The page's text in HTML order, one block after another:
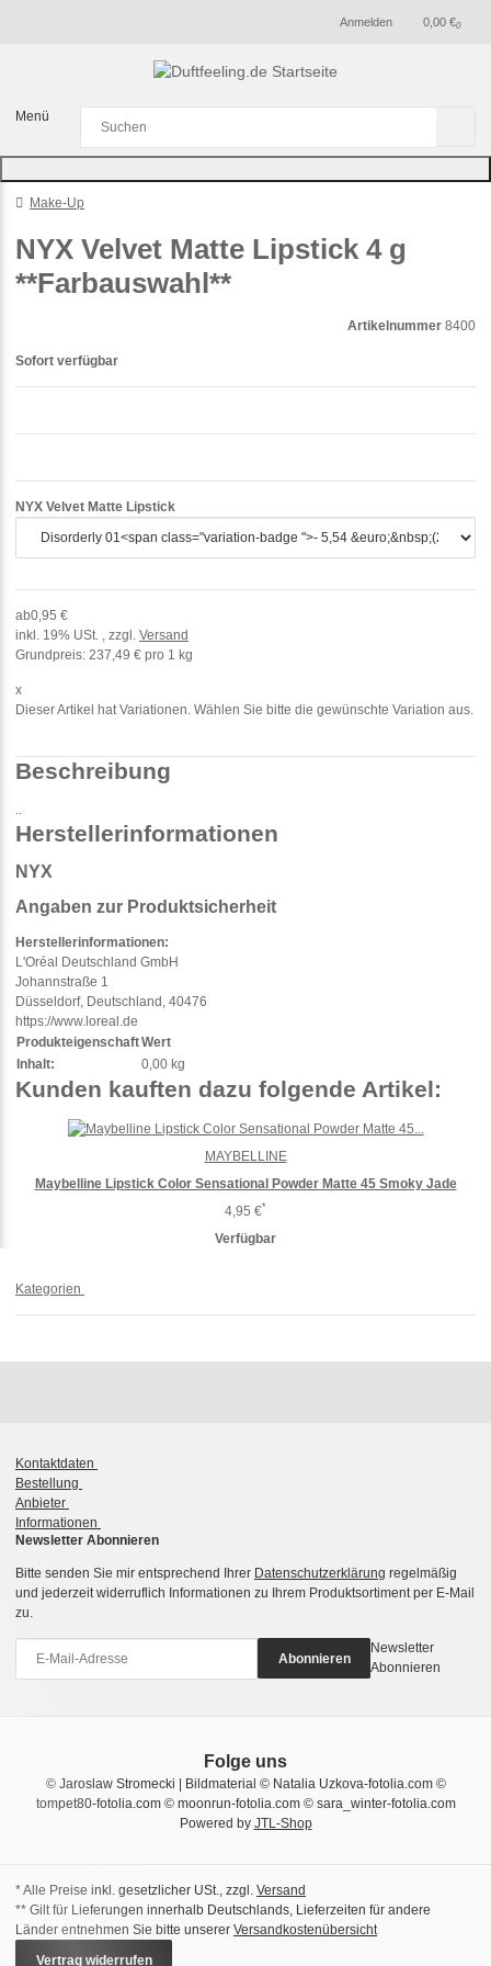
Anmelden 0
0,00 €
Menü
Make-Up
NYX Velvet Matte Lipstick 4 g
**Farbauswahl**
Artikelnummer 8400
NYX Velvet Matte Lipstick
ab0,95 €
inkl. 19% USt. , zzgl. Versand
Grundpreis: 237,49 € pro 1 kg
x
Dieser Artikel hat Variationen. Wählen Sie bitte die gewünschte Variation aus.
Sofort verfügbar
Beschreibung
..
Herstellerinformationen
NYX
Angaben zur Produktsicherheit
Herstellerinformationen:
L'Oréal Deutschland GmbH
Johannstraße 1
Düsseldorf, Deutschland, 40476
https://www.loreal.de
ProdukteigenschaftWert
Inhalt:
0,00 kg
Kunden kauften dazu folgende Artikel:
Maybelline Lipstick Color Sensational Powder Matte 45 Smoky Jade
4,95 €*
Verfügbar
MAYBELLINE
Kategorien
Kontaktdaten
Bestellung
Anbieter
Informationen
Newsletter Abonnieren
Bitte senden Sie mir entsprechend Ihrer Datenschutzerklärung regelmäßig
und jederzeit widerruflich Informationen zu Ihrem Produktsortiment per E-Mail
zu.
Abonnieren
Newsletter
Abonnieren
© Jaroslaw Stromecki | Bildmaterial © Natalia Uzkova-fotolia.com ©
tompet80-fotolia.com © moonrun-fotolia.com © sara_winter-fotolia.com
Powered by JTL-Shop
Folge uns
* Alle Preise inkl. gesetzlicher USt., zzgl. Versand
** Gilt für Lieferungen innerhalb Deutschlands, Lieferzeiten für andere
Länder entnehmen Sie bitte unserer Versandkostenübersicht
Vertrag widerrufen